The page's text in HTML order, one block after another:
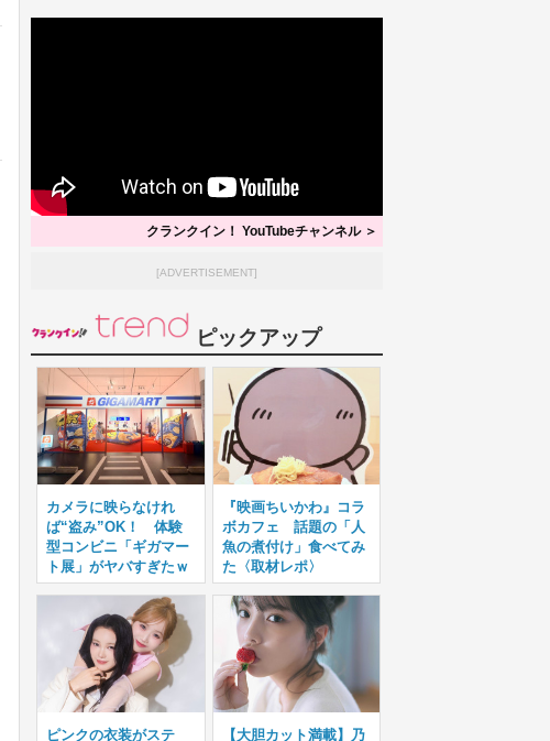
クランクイン！ YouTubeチャンネル ＞
[ADVERTISEMENT]
ピックアップ
カメラに映らなけれ
ば“盗み”OK！ 体験
型コンビニ「ギガマー
ト展」がヤバすぎたｗ
『映画ちいかわ』コラ
ボカフェ 話題の「人
魚の煮付け」食べてみ
た〈取材レポ〉
ピンクの衣装がステ 【大胆カット満載】乃